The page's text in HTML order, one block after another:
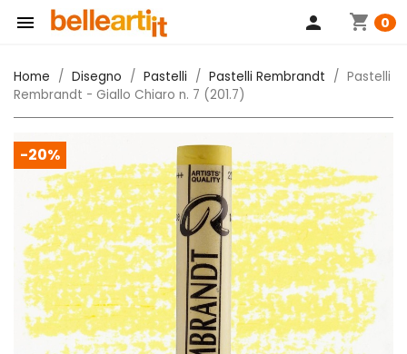
 shopping_cart 0
person
Home Disegno Pastelli Pastelli Rembrandt
Pastelli
Rembrandt - Giallo Chiaro n. 7 (201.7)
-20%